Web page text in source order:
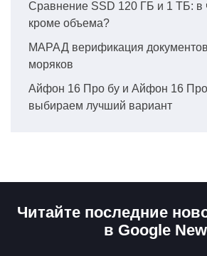
Сравнение SSD 120 ГБ и 1 ТБ: в
кроме объема?
МАРАД верификация
моряков
Айфон 16 Про бу и Айфон 16
выбираем лучший вариант
Читайте последние
в Google